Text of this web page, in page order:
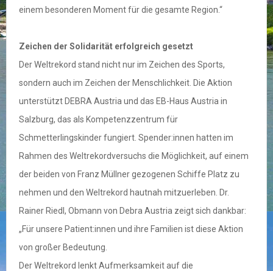
einem besonderen Moment für die gesamte Region.“
Zeichen der Solidarität erfolgreich gesetzt
Der Weltrekord stand nicht nur im Zeichen des Sports,
sondern auch im Zeichen der Menschlichkeit. Die Aktion
unterstützt DEBRA Austria und das EB-Haus Austria in
Salzburg, das als Kompetenzzentrum für
Schmetterlingskinder fungiert. Spender:innen hatten im
Rahmen des Weltrekordversuchs die Möglichkeit, auf einem
der beiden von Franz Müllner gezogenen Schiffe Platz zu
nehmen und den Weltrekord hautnah mitzuerleben. Dr.
Rainer Riedl, Obmann von Debra Austria zeigt sich dankbar:
„Für unsere Patient:innen und ihre Familien ist diese Aktion
von großer Bedeutung.
Der Weltrekord lenkt Aufmerksamkeit auf die